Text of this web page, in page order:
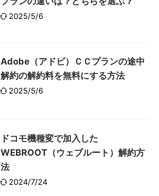
2025/5/6
Adobe（アドビ）ＣＣプランの途中
解約の解約料を無料にする方法
2025/5/6
ドコモ機種変で加入した
WEBROOT（ウェブルート）解約方
法
2024/7/24